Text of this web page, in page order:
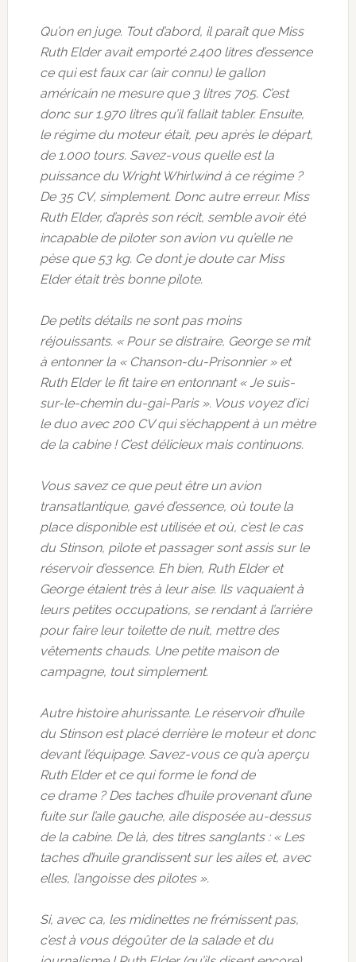
Qu’on en juge. Tout d’abord, il paraît que Miss
Ruth Elder avait emporté 2.400 litres d’essence
ce qui est faux car (air connu) le gallon
américain ne mesure que 3 litres 705. C’est
donc sur 1.970 litres qu’il fallait tabler. Ensuite,
le régime du moteur était, peu après le départ,
de 1.000 tours. Savez-vous quelle est la
puissance du Wright Whirlwind à ce régime ?
De 35 CV, simplement. Donc autre erreur. Miss
Ruth Elder, d’après son récit, semble avoir été
incapable de piloter son avion vu qu’elle ne
pèse que 53 kg. Ce dont je doute car Miss
Elder était très bonne pilote.
De petits détails ne sont pas moins
réjouissants. « Pour se distraire, George se mit
à entonner la « Chanson-du-Prisonnier » et
Ruth Elder le fit taire en entonnant « Je suis-
sur-le-chemin du-gai-Paris ». Vous voyez d’ici
le duo avec 200 CV qui s’échappent à un mètre
de la cabine ! C’est délicieux mais continuons.
Vous savez ce que peut être un avion
transatlantique, gavé d’essence, où toute la
place disponible est utilisée et où, c’est le cas
du Stinson, pilote et passager sont assis sur le
réservoir d’essence. Eh bien, Ruth Elder et
George étaient très à leur aise. Ils vaquaient à
leurs petites occupations, se rendant à l’arrière
pour faire leur toilette de nuit, mettre des
vêtements chauds. Une petite maison de
campagne, tout simplement.
Autre histoire ahurissante. Le réservoir d’huile
du Stinson est placé derrière le moteur et donc
devant l’équipage. Savez-vous ce qu’a aperçu
Ruth Elder et ce qui forme le fond de
ce drame ? Des taches d’huile provenant d’une
fuite sur l’aile gauche, aile disposée au-dessus
de la cabine. De là, des titres sanglants : « Les
taches d’huile grandissent sur les ailes et, avec
elles, l’angoisse des pilotes ».
Si, avec ca, les midinettes ne frémissent pas,
c’est à vous dégoûter de la salade et du